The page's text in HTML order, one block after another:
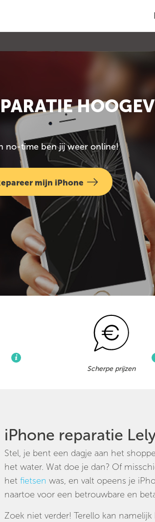
no-time ben jij weer online!
mijn iPhone
Scherpe prijzen
iPhone reparatie
Stel, je bent een dagje aan het
het water. Wat doe je dan? Of
het fietsen was, en valt opeens je
naartoe voor een betrouwbare en
Zoek niet verder! Terello kan namelijk